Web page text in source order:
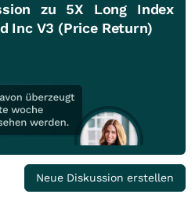
zu 5X Long Index
Inc V3 (Price Return)
Neue Diskussion erstellen